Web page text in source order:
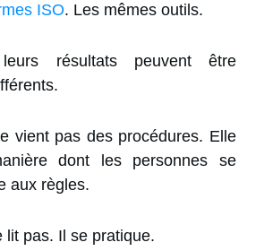
ISO. Les mêmes outils.
résultats peuvent être
vient pas des procédures. Elle
dont les personnes se
aux règles.
lit pas. Il se pratique.